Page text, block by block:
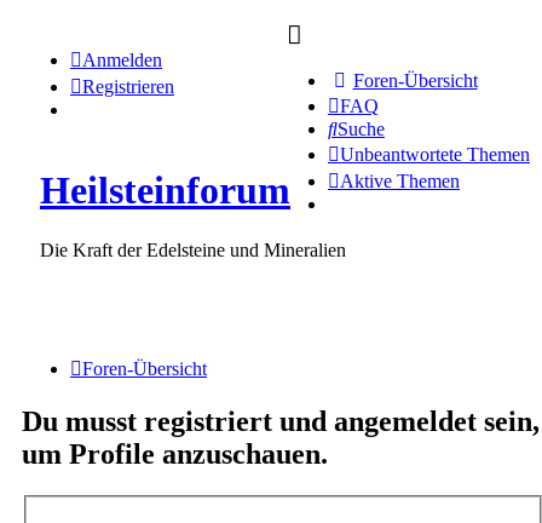
Foren-Übersicht
FAQ
Suche
Unbeantwortete Themen
Aktive Themen
Anmelden
Registrieren
Heilsteinforum
Die Kraft der Edelsteine und Mineralien
Foren-Übersicht
Du musst registriert und angemeldet sein,
um Profile anzuschauen.